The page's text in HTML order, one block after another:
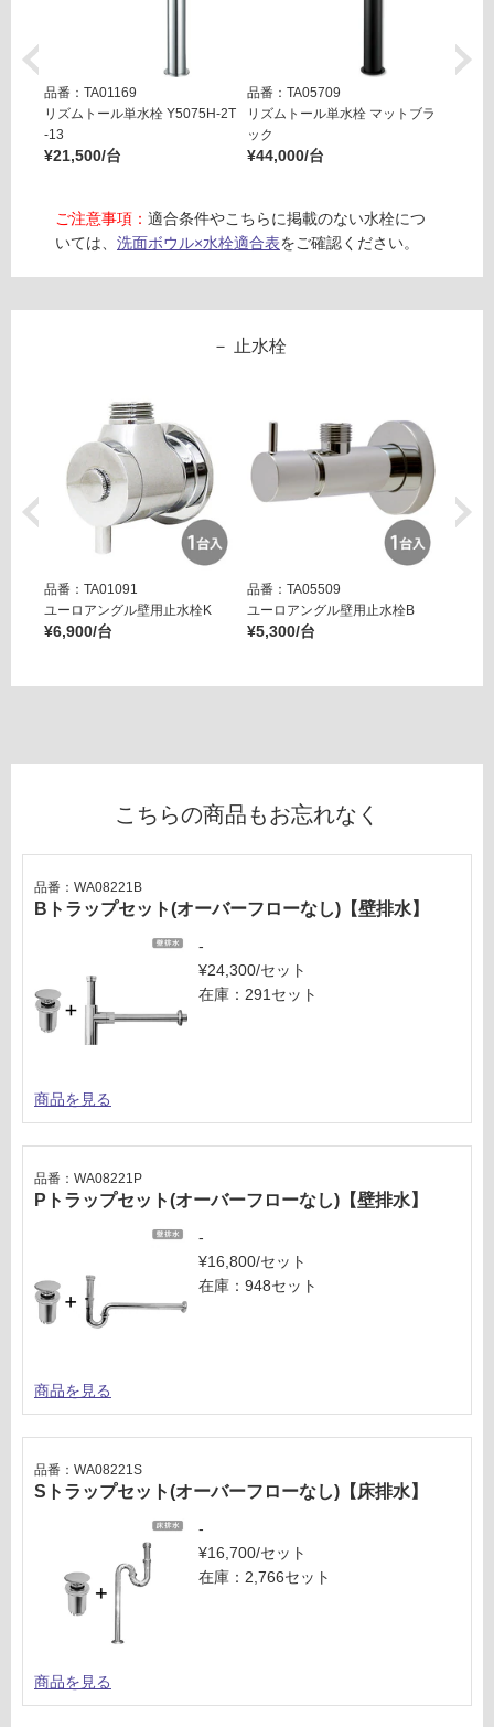
応
し
い
い
品番：TA01169
リズムトール単水栓 Y5075H-2T
-13
¥21,500/台
品番：TA05709
リズムトール単水栓 マットブラ
ック
¥44,000/台
ご注意事項： 適合条件やこちらに掲載のない水栓につ
いては、 洗面ボウル×水栓適合表をご確認ください。
止水栓
品番：TA01091
ユーロアングル壁用止水栓K
¥6,900/台
品番：TA05509
ユーロアングル壁用止水栓B
¥5,300/台
こちらの商品もお忘れなく
Bトラップセット(オーバーフローなし)【壁排水】
品番：WA08221B
-
¥24,300/セット
在庫：291セット
商品を見る
Pトラップセット(オーバーフローなし)【壁排水】
品番：WA08221P
-
¥16,800/セット
在庫：948セット
商品を見る
Sトラップセット(オーバーフローなし)【床排水】
品番：WA08221S
-
¥16,700/セット
在庫：2,766セット
商品を見る